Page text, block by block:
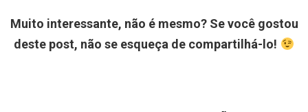
Muito interessante, não é mesmo? Se você gostou
deste post, não se esqueça de compartilhá-lo!